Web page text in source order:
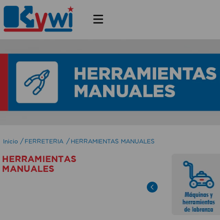
FERRETERIA HERRAMIENTAS MANUALES
HERRAMIENTAS
MANUALES